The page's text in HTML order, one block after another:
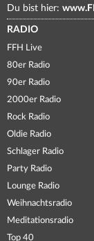
Du bist hier:
RADIO
FFH Live
80er Radio
90er Radio
2000er Radio
Rock Radio
Oldie Radio
Schlager Radio
Party Radio
Lounge Radio
Weihnachtsradio
Meditationsradio
Top 40